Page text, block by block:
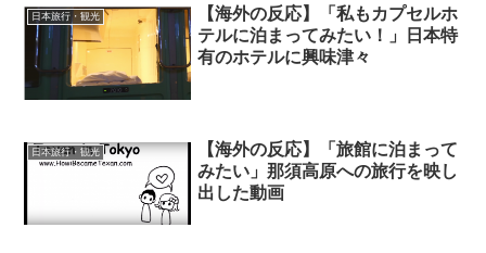
日本旅行・観光
【海外の反応】「私もカプセルホ
テルに泊まってみたい！」日本特
有のホテルに興味津々
日本旅行・観光
【海外の反応】「旅館に泊まって
みたい」那須高原への旅行を映し
出した動画